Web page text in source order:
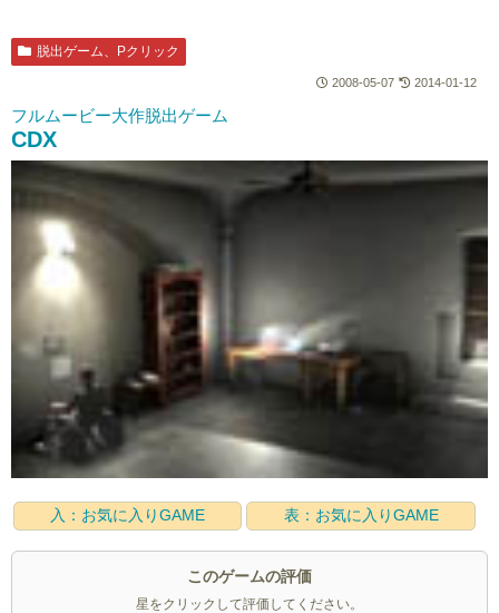
脱出ゲーム、Pクリック
2008-05-07 2014-01-12
フルムービー大作脱出ゲーム
CDX
入：お気に入りGAME 表：お気に入りGAME
このゲームの評価
星をクリックして評価してください。